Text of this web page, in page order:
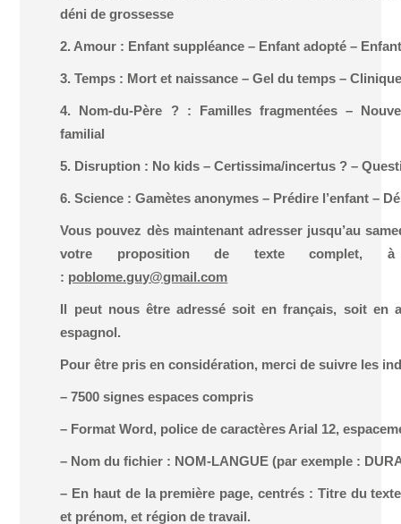
déni de grossesse
2. Amour : Enfant suppléance – Enfant adopté –
3. Temps : Mort et naissance – Gel du temps –
4. Nom-du-Père ? : Familles fragmentées –
familial
5. Disruption : No kids – Certissima/incertus ? –
6. Science : Gamètes anonymes – Prédire l’enfant –
Vous pouvez dès maintenant adresser jusqu’au
votre proposition de texte complet, à
: poblome.guy@gmail.com
Il peut nous être adressé soit en français, soit en
espagnol.
Pour être pris en considération, merci de suivre les
– 7500 signes espaces compris
– Format Word, police de caractères Arial 12,
– Nom du fichier : NOM-LANGUE (par exemple :
– En haut de la première page, centrés : Titre du
et prénom, et région de travail.